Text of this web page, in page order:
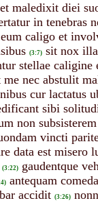
maledixit diei
in tenebras
caligo et
(3:7) sit nox
stellae caligine
nec abstulit
cur lactatus
sibi
non
vincti
data est misero
(3:22) gaudentque
antequam
accidit (3:26)